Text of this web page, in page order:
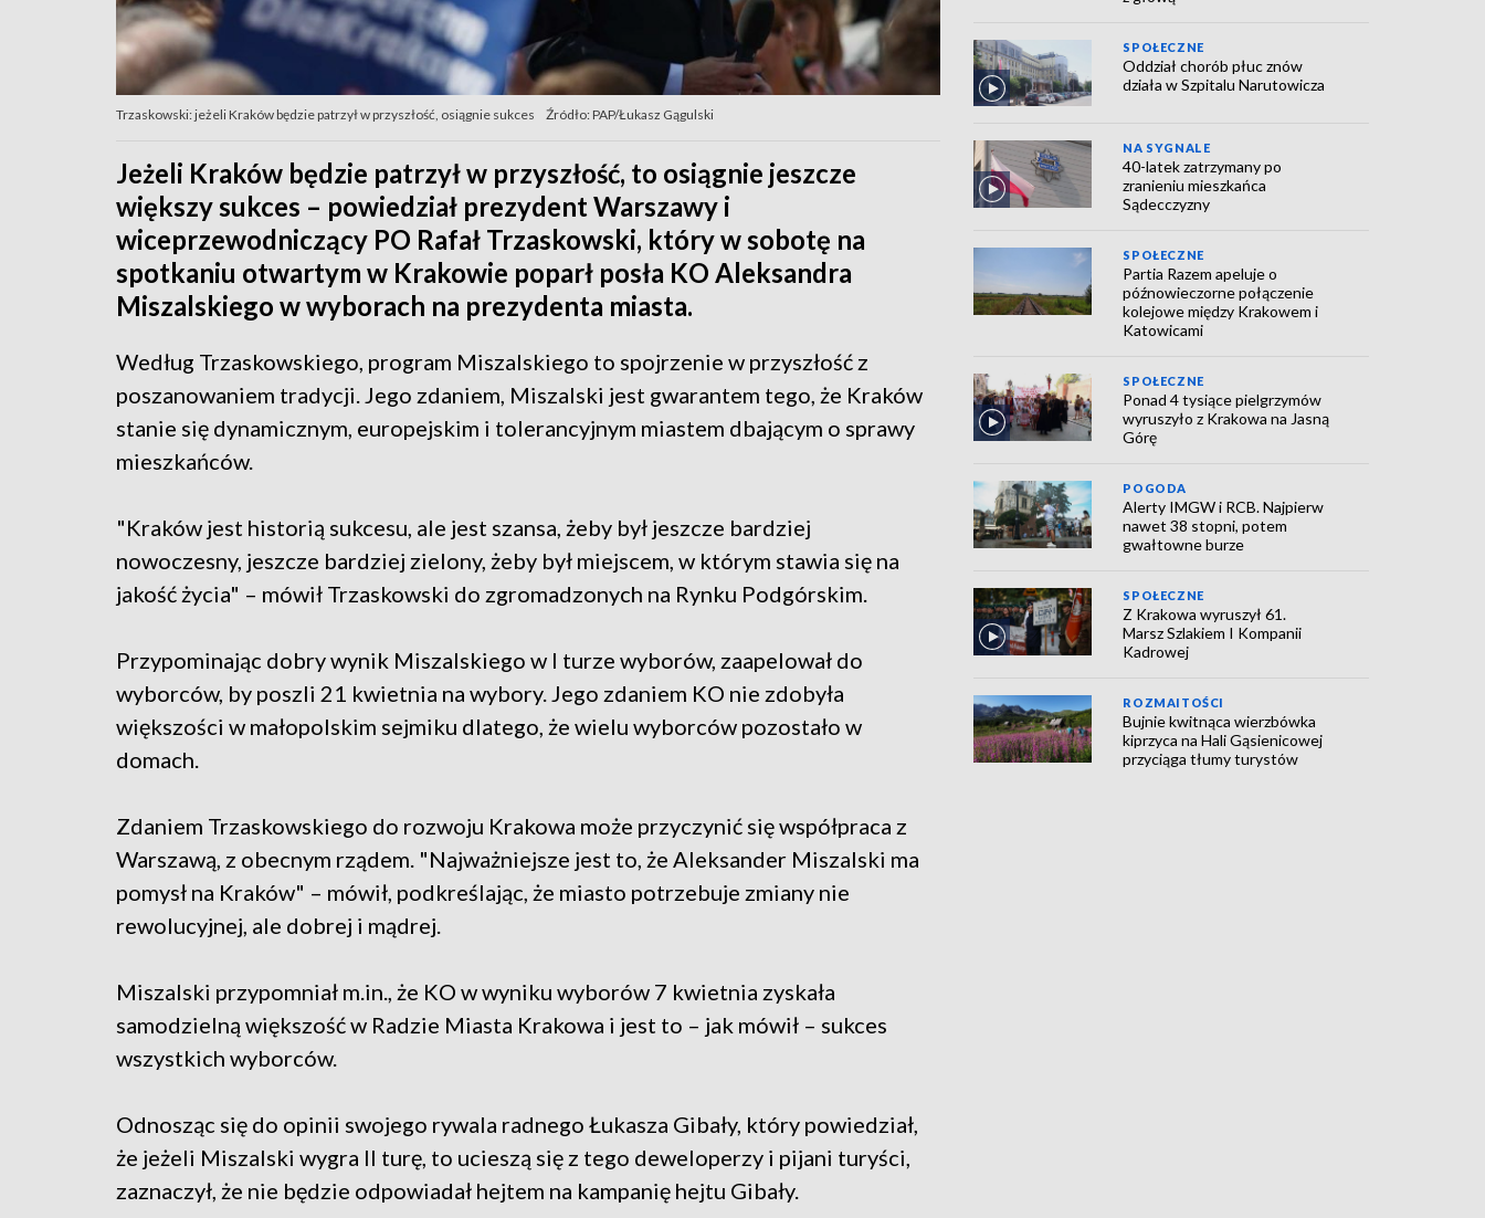
Trzaskowski: jeżeli Kraków będzie patrzył w przyszłość, osiągnie sukces Źródło: PAP/Łukasz Gągulski
Jeżeli Kraków będzie patrzył w przyszłość, to osiągnie jeszcze
większy sukces – powiedział prezydent Warszawy i
wiceprzewodniczący PO Rafał Trzaskowski, który w sobotę na
spotkaniu otwartym w Krakowie poparł posła KO Aleksandra
Miszalskiego w wyborach na prezydenta miasta.
Według Trzaskowskiego, program Miszalskiego to spojrzenie w przyszłość z
poszanowaniem tradycji. Jego zdaniem, Miszalski jest gwarantem tego, że Kraków
stanie się dynamicznym, europejskim i tolerancyjnym miastem dbającym o sprawy
mieszkańców.
"Kraków jest historią sukcesu, ale jest szansa, żeby był jeszcze bardziej
nowoczesny, jeszcze bardziej zielony, żeby był miejscem, w którym stawia się na
jakość życia" – mówił Trzaskowski do zgromadzonych na Rynku Podgórskim.
Przypominając dobry wynik Miszalskiego w I turze wyborów, zaapelował do
wyborców, by poszli 21 kwietnia na wybory. Jego zdaniem KO nie zdobyła
większości w małopolskim sejmiku dlatego, że wielu wyborców pozostało w
domach.
Zdaniem Trzaskowskiego do rozwoju Krakowa może przyczynić się współpraca z
Warszawą, z obecnym rządem. "Najważniejsze jest to, że Aleksander Miszalski ma
pomysł na Kraków" – mówił, podkreślając, że miasto potrzebuje zmiany nie
rewolucyjnej, ale dobrej i mądrej.
Miszalski przypomniał m.in., że KO w wyniku wyborów 7 kwietnia zyskała
samodzielną większość w Radzie Miasta Krakowa i jest to – jak mówił – sukces
wszystkich wyborców.
Odnosząc się do opinii swojego rywala radnego Łukasza Gibały, który powiedział,
że jeżeli Miszalski wygra II turę, to ucieszą się z tego deweloperzy i pijani turyści,
zaznaczył, że nie będzie odpowiadał hejtem na kampanię hejtu Gibały.
SPOŁECZNE
Oddział chorób płuc znów
działa w Szpitalu Narutowicza
NA SYGNALE
40-latek zatrzymany po
zranieniu mieszkańca
Sądecczyzny
SPOŁECZNE
Partia Razem apeluje o
późnowieczorne połączenie
kolejowe między Krakowem i
Katowicami
SPOŁECZNE
Ponad 4 tysiące pielgrzymów
wyruszyło z Krakowa na Jasną
Górę
POGODA
Alerty IMGW i RCB. Najpierw
nawet 38 stopni, potem
gwałtowne burze
SPOŁECZNE
Z Krakowa wyruszył 61.
Marsz Szlakiem I Kompanii
Kadrowej
ROZMAITOŚCI
Bujnie kwitnąca wierzbówka
kiprzyca na Hali Gąsienicowej
przyciąga tłumy turystów